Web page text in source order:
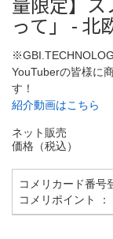
って」 - 北
YouTuberの皆様に
す！
紹介動画はこちら
ネット販売
価格（税込）
コメリカード番号
コメリポイント ：